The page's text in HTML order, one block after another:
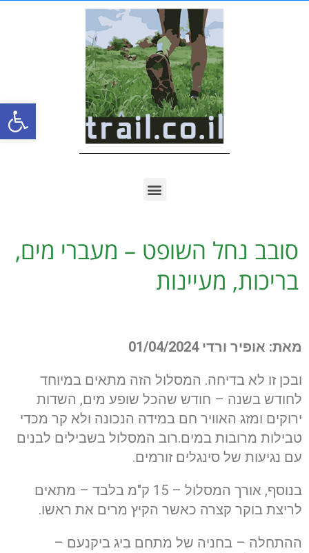
פתח
סובב נחל השופט – מעברי מים,
בריכות, מעיינות
מאת: אופיר ורדי 01/04/2024
ובכן זו לא בדיחה. המסלול הזה מתאים במיוחד
לחודש בשנה – חודש שהכל שופע מים, השדות
ירוקים ומזג האוויר חם במידה הנכונה ולא קר מכדי
טבילות מרובות במים.רוב המסלול בשבילים לבנים
עם נגיעות של סינגלים זורמים.
בנוסף, אורך המסלול – 15 ק"מ בלבד – מתאים
לריצת בוקר קצרה כאשר הקיץ מרים את ראשו.
ההתחלה – בחניה של מתחם ביג ביקנעם –